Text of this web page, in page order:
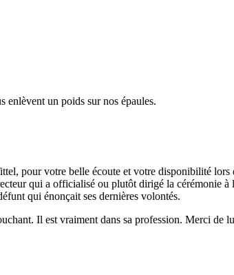
enlèvent un poids sur nos épaules.
pour votre belle écoute et votre disponibilité
qui a officialisé ou plutôt dirigé la cérémonie
qui énonçait ses dernières volontés.
Il est vraiment dans sa profession. Merci de